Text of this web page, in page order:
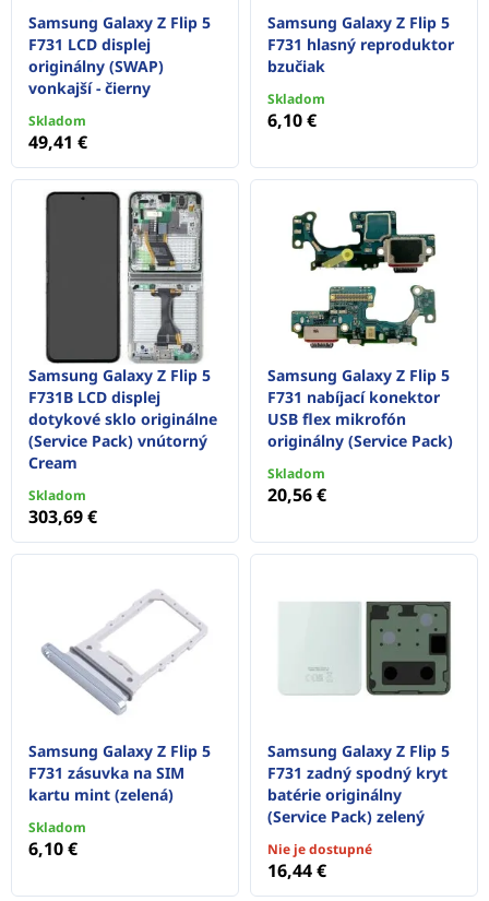
Samsung Galaxy Z Flip 5
F731 LCD displej
originálny (SWAP)
vonkajší - čierny
Skladom
49,41 €
Samsung Galaxy Z Flip 5
F731 hlasný reproduktor
bzučiak
Skladom
6,10 €
Samsung Galaxy Z Flip 5
F731B LCD displej
dotykové sklo originálne
(Service Pack) vnútorný
Cream
Skladom
303,69 €
Samsung Galaxy Z Flip 5
F731 nabíjací konektor
USB flex mikrofón
originálny (Service Pack)
Skladom
20,56 €
Samsung Galaxy Z Flip 5
F731 zásuvka na SIM
kartu mint (zelená)
Skladom
6,10 €
Samsung Galaxy Z Flip 5
F731 zadný spodný kryt
batérie originálny
(Service Pack) zelený
Nie je dostupné
16,44 €